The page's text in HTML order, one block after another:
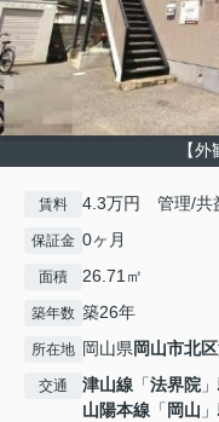
【
賃料 4.3万円 管理/共
保証金 0ヶ月
面積 26.71㎡
築年数 築26年
所在地 岡山県岡山市北区
交通 津山線 「法界院
山陽本線 「 岡山